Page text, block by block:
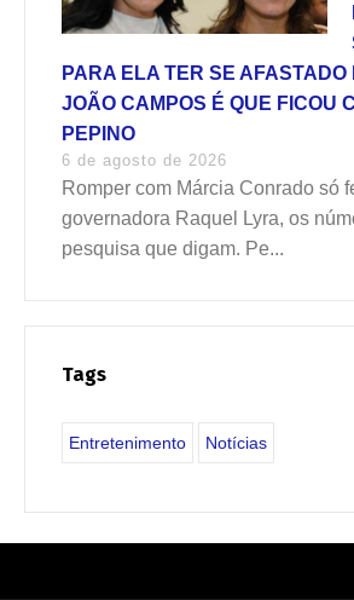
PARA ELA TER SE AFASTADO
JOÃO CAMPOS É QUE FICOU
PEPINO
6 de agosto de 2026
Romper com Márcia Conrado só
governadora Raquel Lyra, os
pesquisa que digam. Pe...
Tags
Entretenimento Notícias